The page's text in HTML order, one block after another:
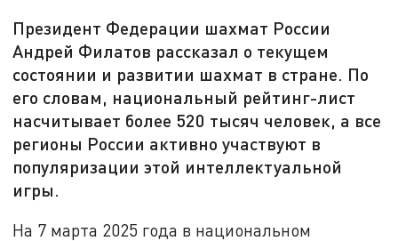
Президент Федерации шахмат России
Андрей Филатов рассказал о текущем
состоянии и развитии шахмат в стране. По
его словам, национальный рейтинг-лист
насчитывает более 520 тысяч человек, а все
регионы России активно участвуют в
популяризации этой интеллектуальной
игры.
На 7 марта 2025 года в национальном